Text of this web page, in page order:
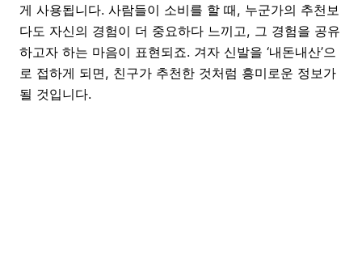
게 사용됩니다. 사람들이 소비를 할 때, 누군가의 추천보
다도 자신의 경험이 더 중요하다 느끼고, 그 경험을 공유
하고자 하는 마음이 표현되죠. 겨자 신발을 ‘내돈내산’으
로 접하게 되면, 친구가 추천한 것처럼 흥미로운 정보가
될 것입니다.